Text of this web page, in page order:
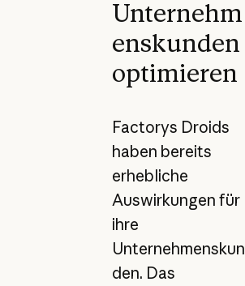
Unternehm
enskunden
optimieren
Factorys Droids
haben bereits
erhebliche
Auswirkungen für
ihre
Unternehmenskun
den. Das